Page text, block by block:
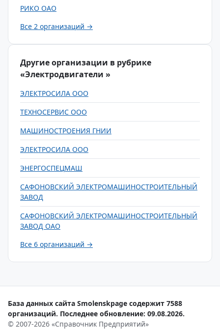
РИКО ОАО
Все 2 организаций →
Другие организации в рубрике
«Электродвигатели »
ЭЛЕКТРОСИЛА ООО
ТЕХНОСЕРВИС ООО
МАШИНОСТРОЕНИЯ ГНИИ
ЭЛЕКТРОСИЛА ООО
ЭНЕРГОСПЕЦМАШ
САФОНОВСКИЙ ЭЛЕКТРОМАШИНОСТРОИТЕЛЬНЫЙ
ЗАВОД
САФОНОВСКИЙ ЭЛЕКТРОМАШИНОСТРОИТЕЛЬНЫЙ
ЗАВОД ОАО
Все 6 организаций →
База данных сайта Smolenskpage содержит 7588
организаций. Последнее обновление: 09.08.2026.
© 2007-2026 «Справочник Предприятий»